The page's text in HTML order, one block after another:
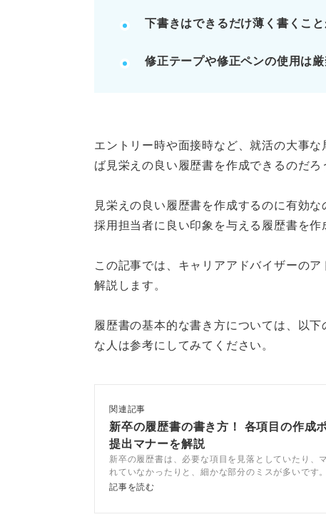
履歴書を下書きするメリット
履歴書を書く際は事前に下書きし
下書きはできるだけ薄く書くこと
修正テープや修正ペンの使用は
エントリー時や面接時など、就活の大事
ば見栄えの良い履歴書を作成できるのだ
見栄えの良い履歴書を作成するのに有効
採用担当者に良い印象を与える履歴書を作
この記事では、キャリアアドバイザーの
解説します。
履歴書の基本的な書き方については、以
な人は参考にしてみてください。
関連記事
新卒の履歴書の書き方！ 各項目の作成
提出マナーを解説
新卒の履歴書は、必要な項目を見落としていたり、
れていなかったりと、細かな部分のミスが多いです
しっかりとおこないつつ、履歴書の書き方をマスタ
記事を読む